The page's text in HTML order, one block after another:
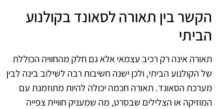
הקשר בין תאורה לסאונד בקולנוע
הביתי
תאורה אינה רק רכיב עצמאי אלא גם חלק מהחוויה הכוללת
של הקולנוע הביתי, ולכן ישנה חשיבות רבה לשילוב בינה לבין
מערכת הסאונד. תאורה חכמה יכולה להיות מתוזמנת עם
המוזיקה או הצלילים שבסרט, מה שמעניק חוויית צפייה